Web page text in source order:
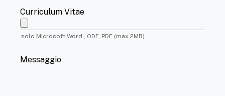
Curriculum Vitae
solo Microsoft Word , ODF, PDF (max 2MB)
Messaggio